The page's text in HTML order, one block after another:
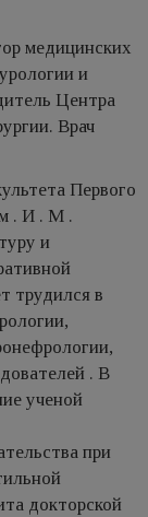
медицинских
и
Центра
Врач
Первого
. И . М .
и
трудился в
. В
ученой
при
докторской